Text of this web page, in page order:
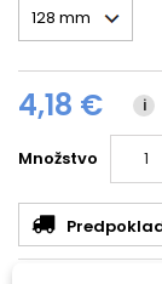
4,18 € i
Množstvo